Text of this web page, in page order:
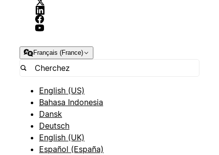
Français (France)
English (US)
Bahasa Indonesia
Dansk
Deutsch
English (UK)
Español (España)